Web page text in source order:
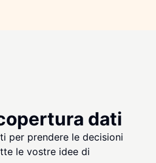
dati
per prendere le decisioni
le vostre idee di